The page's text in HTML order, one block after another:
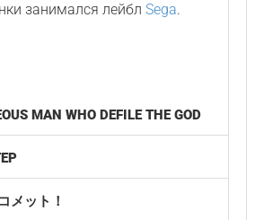
занимался лейбл Sega.
MAN WHO DEFILE THE GOD
メット！